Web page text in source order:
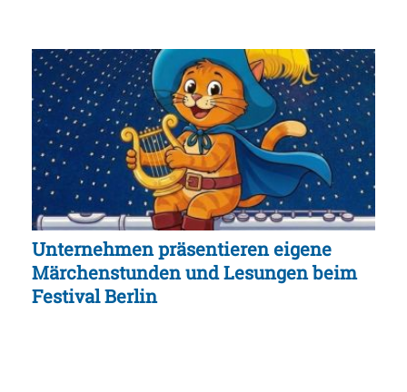
Unternehmen präsentieren eigene
Märchenstunden und Lesungen beim
Festival Berlin